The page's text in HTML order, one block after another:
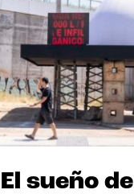
El sueño de